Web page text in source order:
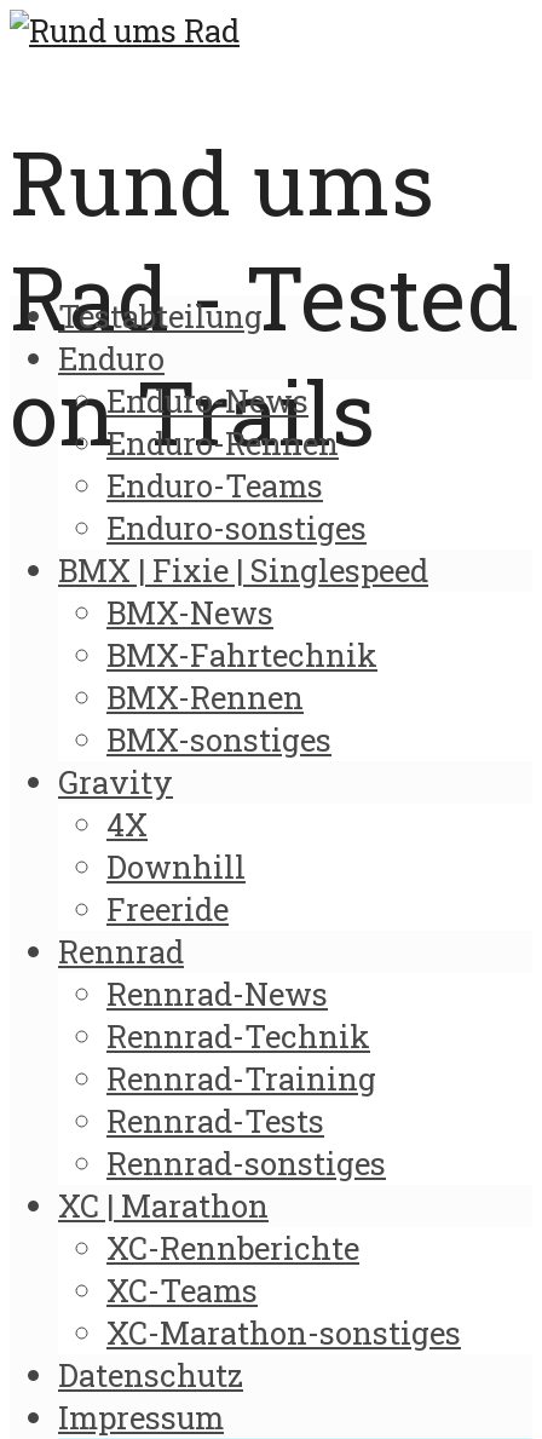
Rund ums
Rad - Tested
on Trails
Testabteilung
Enduro
Enduro-News
Enduro-Rennen
Enduro-Teams
Enduro-sonstiges
BMX | Fixie | Singlespeed
BMX-News
BMX-Fahrtechnik
BMX-Rennen
BMX-sonstiges
Gravity
4X
Downhill
Freeride
Rennrad
Rennrad-News
Rennrad-Technik
Rennrad-Training
Rennrad-Tests
Rennrad-sonstiges
XC | Marathon
XC-Rennberichte
XC-Teams
XC-Marathon-sonstiges
Datenschutz
Impressum